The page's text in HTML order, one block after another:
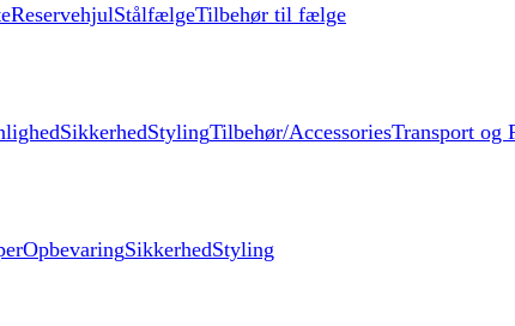
ReservehjulStålfælgeTilbehør til fælge
SikkerhedStylingTilbehør/AccessoriesTransport og
OpbevaringSikkerhedStyling